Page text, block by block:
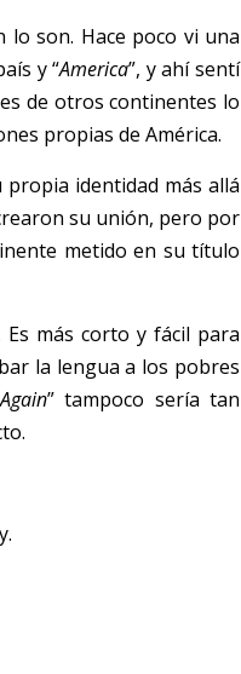
lo son. Hace poco vi una
y “America”, y ahí sentí
de otros continentes lo
propias de América.
identidad más allá
su unión, pero por
metido en su título
más corto y fácil para
la lengua a los pobres
” tampoco sería tan